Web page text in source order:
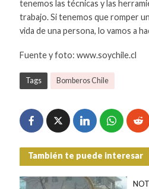
tenemos las técnicas y las
trabajo. Si tenemos que romper
vida de una persona, lo vamos a
Fuente y foto: www.soychile.cl
Tags Bomberos Chile
También te puede interesar